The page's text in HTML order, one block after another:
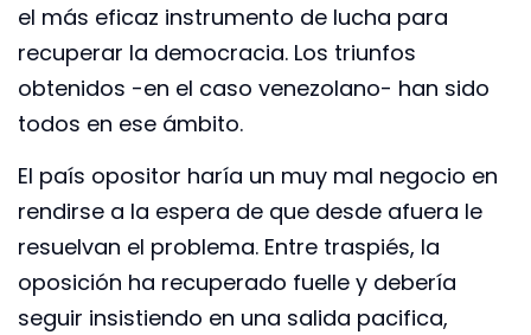
el más eficaz instrumento de lucha para
recuperar la democracia. Los triunfos
obtenidos -en el caso venezolano- han sido
todos en ese ámbito.
El país opositor haría un muy mal negocio en
rendirse a la espera de que desde afuera le
resuelvan el problema. Entre traspiés, la
oposición ha recuperado fuelle y debería
seguir insistiendo en una salida pacifica,